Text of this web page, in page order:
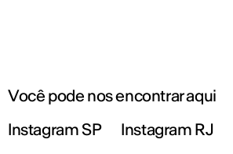
Você pode nos encontrar aqui
Instagram SP
Instagram RJ